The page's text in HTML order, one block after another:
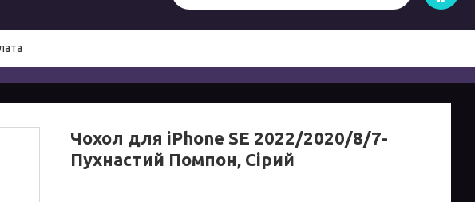
Чохол для iPhone SE 2022/2020/8/7-
Пухнастий Помпон, Сірий